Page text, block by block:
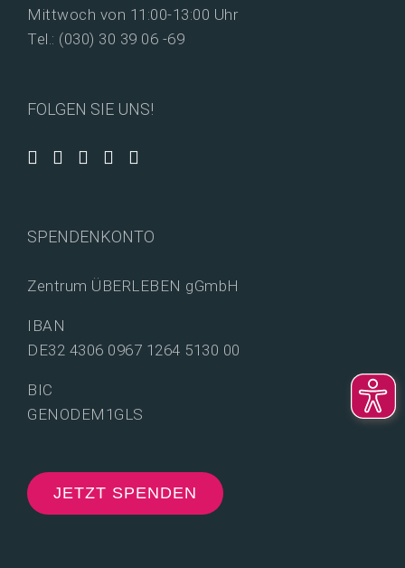
Mittwoch von 11:00-13:00 Uhr
Tel.: (030) 30 39 06 -69
FOLGEN SIE UNS!
SPENDENKONTO
Zentrum ÜBERLEBEN gGmbH
IBAN
DE32 4306 0967 1264 5130 00
BIC
GENODEM1GLS
JETZT SPENDEN